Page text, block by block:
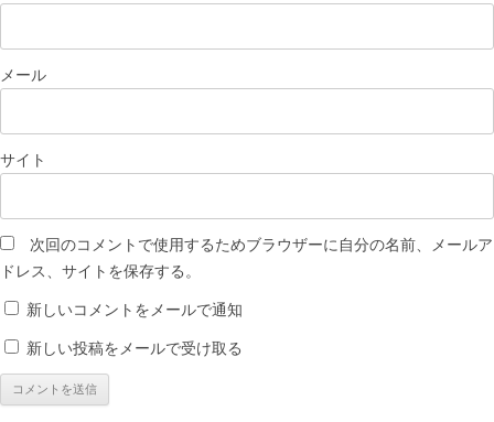
メール
サイト
次回のコメントで使用するためブラウザーに自分の名前、メールア
ドレス、サイトを保存する。
新しいコメントをメールで通知
新しい投稿をメールで受け取る